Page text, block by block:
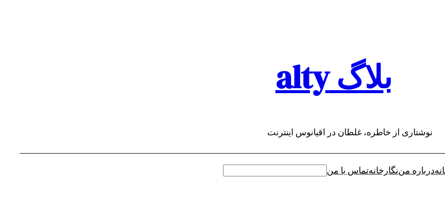
بلاگ alty
نوشتاری از خاطره، غلطان در اقیانوس اینترنت
درباره مننگارخانهتماس با من